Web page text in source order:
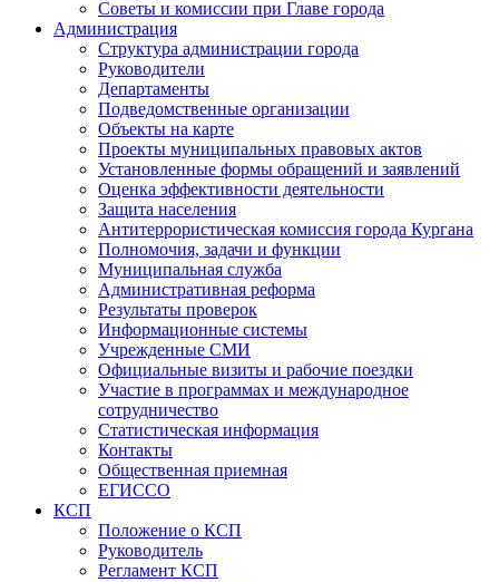
Советы и комиссии при Главе города
Администрация
Структура администрации города
Руководители
Департаменты
Подведомственные организации
Объекты на карте
Проекты муниципальных правовых актов
Установленные формы обращений и заявлений
Оценка эффективности деятельности
Защита населения
Антитеррористическая комиссия города Кургана
Полномочия, задачи и функции
Муниципальная служба
Административная реформа
Результаты проверок
Информационные системы
Учрежденные СМИ
Официальные визиты и рабочие поездки
Участие в программах и международное
сотрудничество
Статистическая информация
Контакты
Общественная приемная
ЕГИССО
КСП
Положение о КСП
Руководитель
Регламент КСП